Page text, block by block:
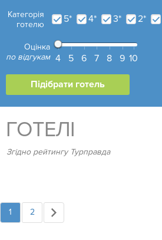
Категорія
готелю
5* 4* 3* 2*
Оцінка
по відгукам 4 5 6 7 8 9 10
ГОТЕЛІ
Згідно рейтингу Турправда
1 2